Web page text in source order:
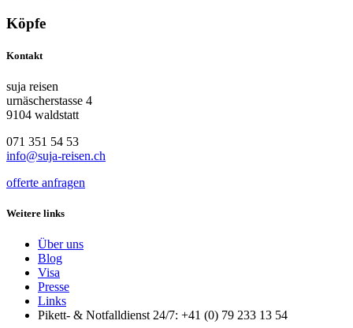
Köpfe
Kontakt
suja reisen
urnäscherstasse 4
9104 waldstatt
071 351 54 53
info@suja-reisen.ch
offerte anfragen
Weitere links
Über uns
Blog
Visa
Presse
Links
Pikett- & Notfalldienst 24/7: +41 (0) 79 233 13 54